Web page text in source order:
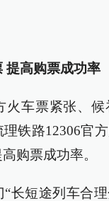
提高购票成功率
火车票紧张、候
铁路12306官
购票成功率。
“长短途列车合